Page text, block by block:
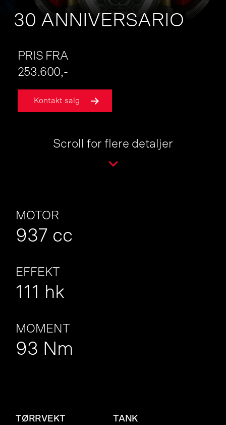
30 ANNIVERSARIO
PRIS FRA
253.600,-
Kontakt salg
Scroll for flere detaljer
MOTOR
937 cc
EFFEKT
111 hk
MOMENT
93 Nm
TØRRVEKT
TANK